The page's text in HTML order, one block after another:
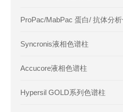
Syncronis液相色谱柱
Accucore液相色谱柱
Hypersil GOLD系列色谱柱